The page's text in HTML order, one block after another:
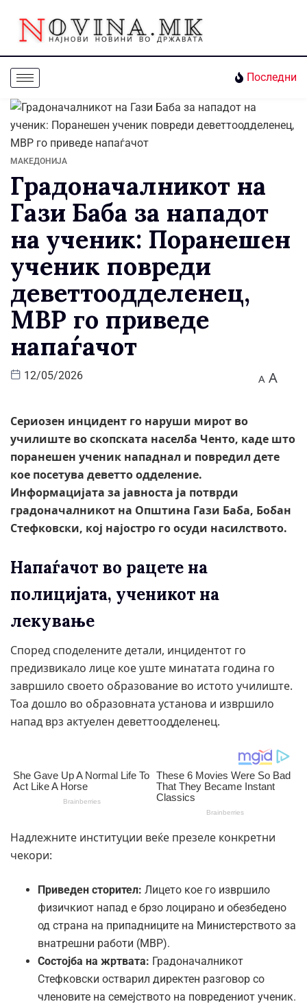
Последни
МАКЕДОНИЈА
Градоначалникот на
Гази Баба за нападот
на ученик: Поранешен
ученик повреди
деветтоодделенец,
МВР го приведе
напаѓачот
12/05/2026 A A
Сериозен инцидент го наруши мирот во
училиште во скопската населба Ченто, каде што
поранешен ученик нападнал и повредил дете
кое посетува деветто одделение.
Информацијата за јавноста ја потврди
градоначалникот на Општина Гази Баба, Бобан
Стефковски, кој најостро го осуди насилството.
Напаѓачот во рацете на
полицијата, ученикот на
лекување
Според споделените детали, инцидентот го
предизвикало лице кое уште минатата година го
завршило своето образование во истото училиште.
Тоа дошло во образовната установа и извршило
напад врз актуелен деветтоодделенец.
Надлежните институции веќе презеле конкретни
чекори:
Приведен сторител: Лицето кое го извршило
физичкиот напад е брзо лоцирано и обезбедено
од страна на припадниците на Министерството за
внатрешни работи (МВР).
Состојба на жртвата: Градоначалникот
Стефковски остварил директен разговор со
членовите на семејството на повредениот ученик.